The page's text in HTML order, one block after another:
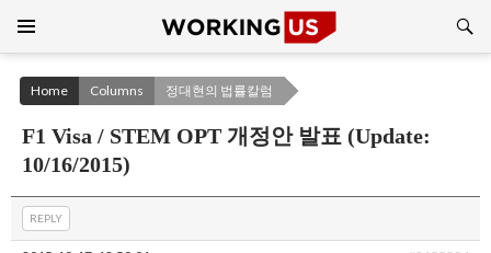
CONTENT
Home Columns 정대현의 법률칼럼
F1 Visa / STEM OPT 개정안 발표 (Update:
10/16/2015)
REPLY